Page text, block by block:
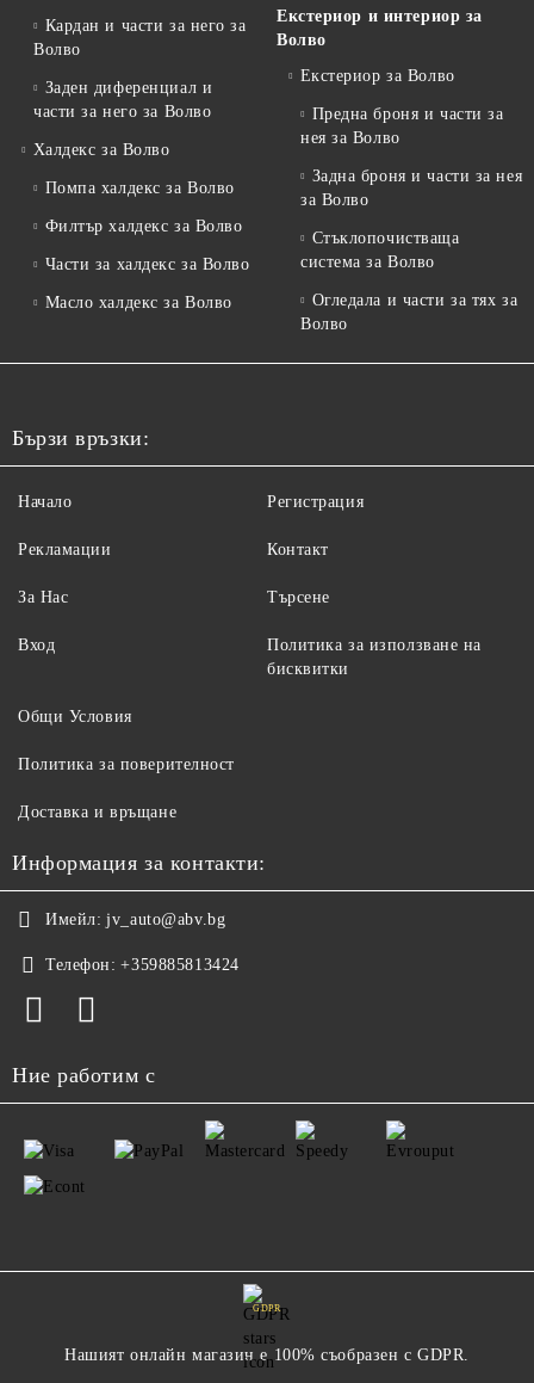
Кардан и части за него за
Волво
Заден диференциал и
части за него за Волво
Халдекс за Волво
Помпа халдекс за Волво
Филтър халдекс за Волво
Части за халдекс за Волво
Масло халдекс за Волво
Екстериор и интериор за
Волво
Екстериор за Волво
Предна броня и части за
нея за Волво
Задна броня и части за нея
за Волво
Стъклопочистваща
система за Волво
Огледала и части за тях за
Волво
Бързи връзки:
Начало
Рекламации
За Нас
Вход
Регистрация
Контакт
Търсене
Политика за използване на
бисквитки
Общи Условия
Политика за поверителност
Доставка и връщане
Информация за контакти:
Имейл: jv_auto@abv.bg
Телефон: +359885813424
Ние работим с
GDPR
Нашият онлайн магазин е 100% съобразен с GDPR.